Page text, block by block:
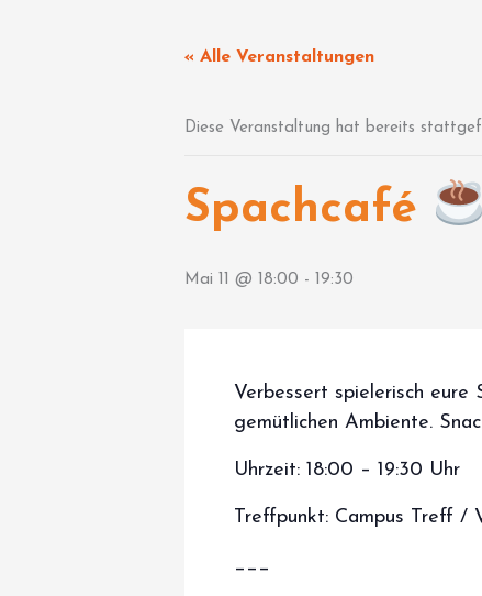
« Alle Veranstaltungen
Diese Veranstaltung hat bereits
Spachcafé
Mai 11 @ 18:00 - 19:30
Verbessert spielerisch eure
gemütlichen Ambiente.
Uhrzeit: 18:00 – 19:30 Uhr
Treffpunkt: Campus Treff /
___